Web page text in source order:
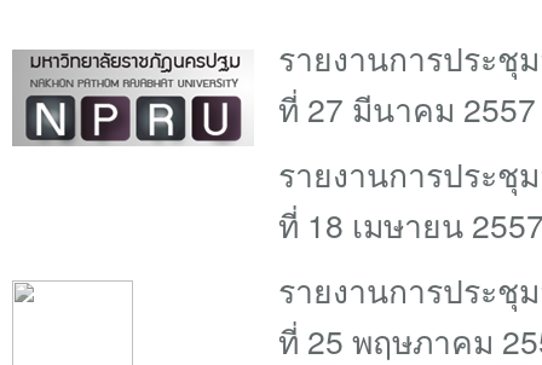
รายงานการประชุ
ที่ 27 มีนาคม 2557
รายงานการประชุ
ที่ 18 เมษายน
รายงานการประชุ
ที่ 25 พฤษภาคม